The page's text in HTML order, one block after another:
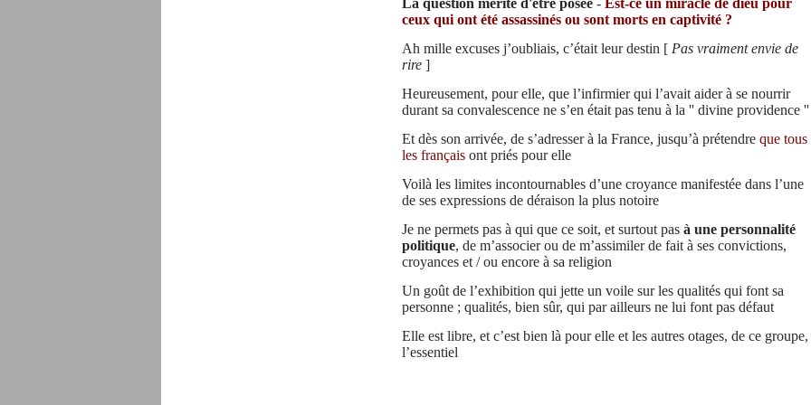
ceux qui ont été assassinés ou sont morts en captivité ?
Ah mille excuses j’oubliais, c’était leur destin [ Pas vraiment envie de
rire ]
Heureusement, pour elle, que l’infirmier qui l’avait aider à se nourrir
durant sa convalescence ne s’en était pas tenu à la '' divine providence ''
Et dès son arrivée, de s’adresser à la France, jusqu’à prétendre que tous
les français ont priés pour elle
Voilà les limites incontournables d’une croyance manifestée dans l’une
de ses expressions de déraison la plus notoire
Je ne permets pas à qui que ce soit, et surtout pas à une personnalité
politique, de m’associer ou de m’assimiler de fait à ses convictions,
croyances et / ou encore à sa religion
Un goût de l’exhibition qui jette un voile sur les qualités qui font sa
personne ; qualités, bien sûr, qui par ailleurs ne lui font pas défaut
Elle est libre, et c’est bien là pour elle et les autres otages, de ce groupe,
l’essentiel